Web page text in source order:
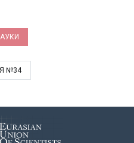
№34